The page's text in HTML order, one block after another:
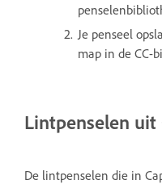
Je penseel
map in de CC-
Lintpenselen uit
De lintpenselen die in